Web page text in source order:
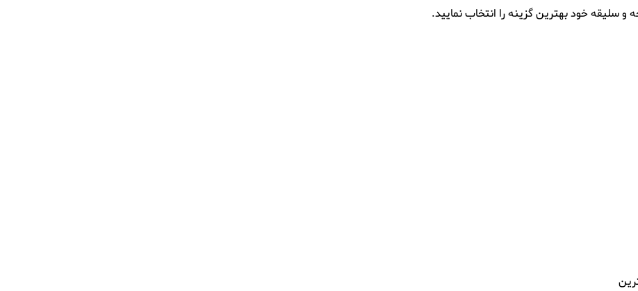
سلیقه خود بهترین گزینه را انتخاب نمایید.